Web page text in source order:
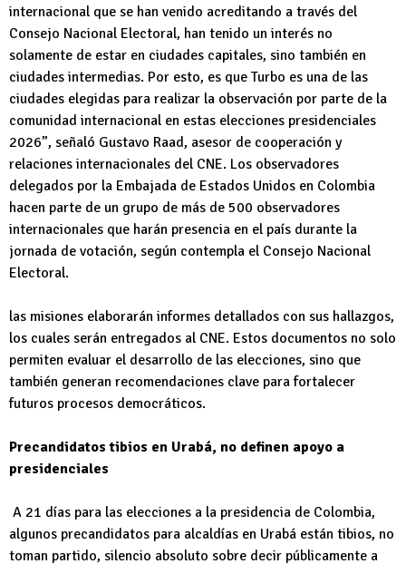
internacional que se han venido acreditando a través del
Consejo Nacional Electoral, han tenido un interés no
solamente de estar en ciudades capitales, sino también en
ciudades intermedias. Por esto, es que Turbo es una de las
ciudades elegidas para realizar la observación por parte de la
comunidad internacional en estas elecciones presidenciales
2026”, señaló Gustavo Raad, asesor de cooperación y
relaciones internacionales del CNE. Los observadores
delegados por la Embajada de Estados Unidos en Colombia
hacen parte de un grupo de más de 500 observadores
internacionales que harán presencia en el país durante la
jornada de votación, según contempla el Consejo Nacional
Electoral.
las misiones elaborarán informes detallados con sus hallazgos,
los cuales serán entregados al CNE. Estos documentos no solo
permiten evaluar el desarrollo de las elecciones, sino que
también generan recomendaciones clave para fortalecer
futuros procesos democráticos.
Precandidatos tibios en Urabá, no definen apoyo a
presidenciales
A 21 días para las elecciones a la presidencia de Colombia,
algunos precandidatos para alcaldías en Urabá están tibios, no
toman partido, silencio absoluto sobre decir públicamente a